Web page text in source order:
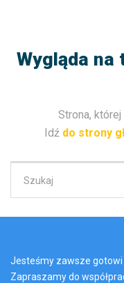
Wygląda na
Strona,
Idź do strony
Jesteśmy zawsze gotowi
Zapraszamy do